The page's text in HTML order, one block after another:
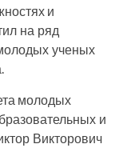
и
на ряд
ученых
молодых
и
Викторович